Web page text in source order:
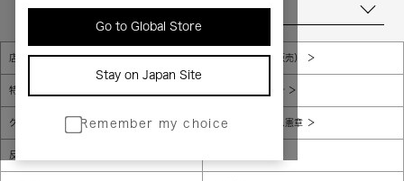
Go to Global Store
Stay on Japan Site
Remember my choice
当店について
店舗一覧 販売規約（店頭販売）
特定商取引法に基づく表示 個人情報保護方針
グローバルプライバシーポリシー コンプライアンス憲章
反社会的勢力に対する基本方針